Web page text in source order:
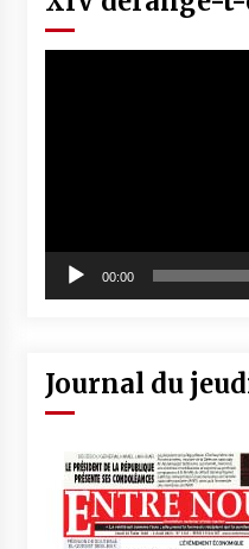
00:00
Journal du